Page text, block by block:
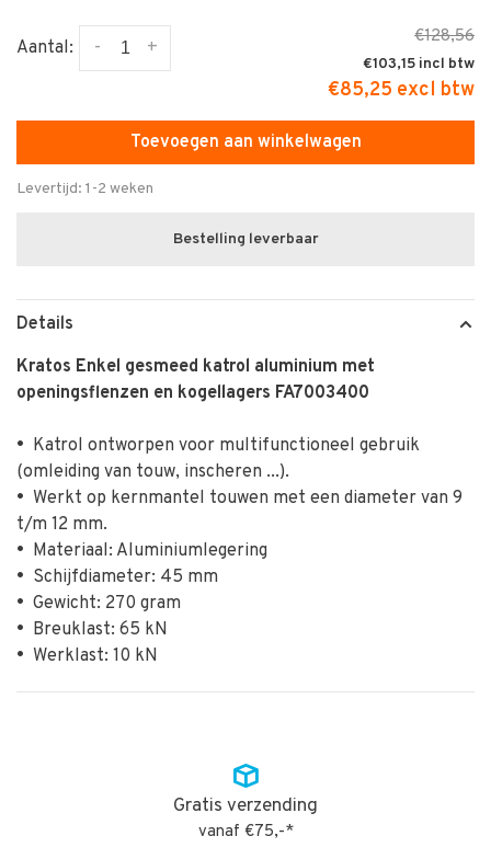
Aantal: +
-
€128,56
€103,15
€85,25 excl btw
Toevoegen aan winkelwagen
Levertijd: 1-2 weken
Bestelling leverbaar
Details
Kratos Enkel gesmeed katrol aluminium met
openingsflenzen en kogellagers FA7003400
• Katrol ontworpen voor multifunctioneel gebruik
(omleiding van touw, inscheren ...).
• Werkt op kernmantel touwen met een diameter van 9
t/m 12 mm.
• Materiaal: Aluminiumlegering
• Schijfdiameter: 45 mm
• Gewicht: 270 gram
• Breuklast: 65 kN
• Werklast: 10 kN
Gratis verzending
vanaf €75,-*